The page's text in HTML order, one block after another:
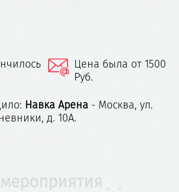
Цена была от 1500
Руб.
Навка Арена - Москва, ул.
д. 10А.